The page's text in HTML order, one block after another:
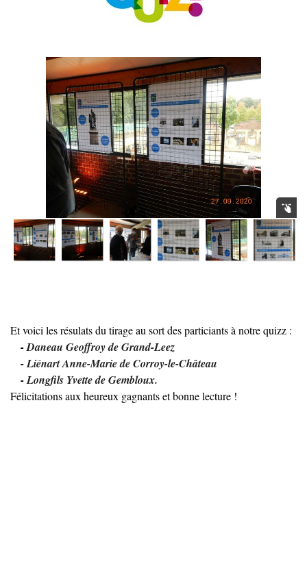
Et voici les résulats du tirage au sort des particiants à notre quizz :
-Daneau Geoffroy de Grand-Leez
-Liénart Anne-Marie de Corroy-le-Château
-Longfils Yvette de Gembloux.
Félicitations aux heureux gagnants et bonne lecture !